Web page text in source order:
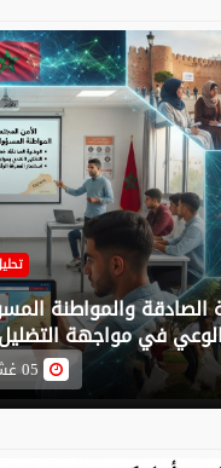
الصادقة والمواطنة
في مواجهة